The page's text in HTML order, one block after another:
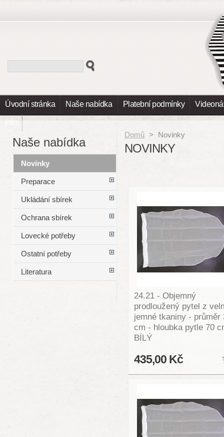
Úvodní stránka Naše nabídka Platební podmínky
Info
Domů > Novinky
NOVINKY
24.21 - Objemný
prodloužený pytel z
jemné tkaniny - průměr
cm - hloubka pytle 70
BÍLÝ
435,00 Kč
Naše nabídka
Novinky
Preparace
Ukládání sbírek
Ochrana sbírek
Lovecké potřeby
Ostatní potřeby
Literatura